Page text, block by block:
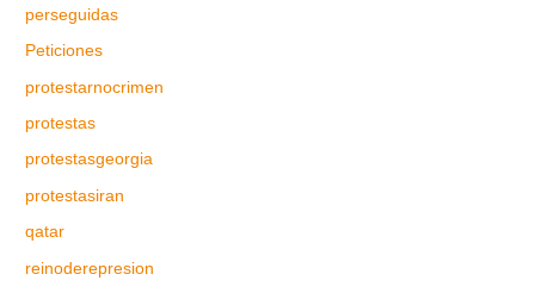
perseguidas
Peticiones
protestarnocrimen
protestas
protestasgeorgia
protestasiran
qatar
reinoderepresion